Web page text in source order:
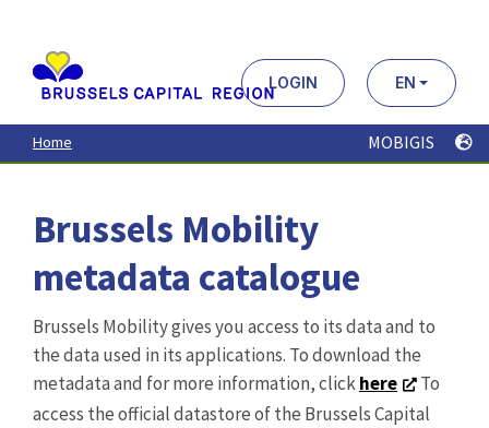
contenu
principal
LOGIN EN
Home MOBIGIS
Brussels Mobility
metadata catalogue
Brussels Mobility gives you access to its data and to
the data used in its applications. To download the
metadata and for more information, clickhere
To
access the official datastore of the Brussels Capital